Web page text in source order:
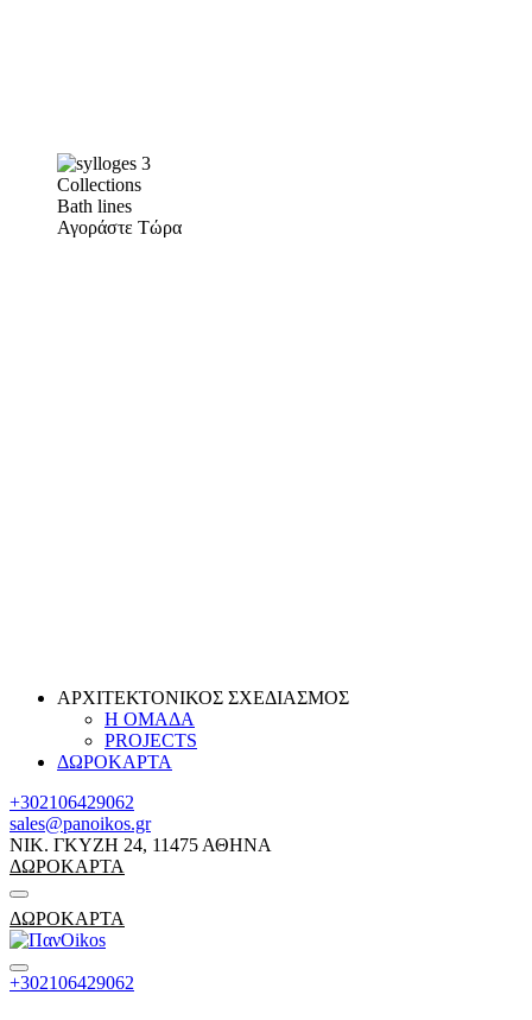
Collections
Bath lines
Αγοράστε Τώρα
ΑΡΧΙΤΕΚΤΟΝΙΚΟΣ ΣΧΕΔΙΑΣΜΟΣ
Η ΟΜΑΔΑ
PROJECTS
ΔΩΡΟΚΑΡΤΑ
+302106429062
sales@panoikos.gr
ΝΙΚ. ΓΚΥΖΗ 24, 11475 ΑΘΗΝΑ
ΔΩΡΟΚΑΡΤΑ
ΔΩΡΟΚΑΡΤΑ
+302106429062